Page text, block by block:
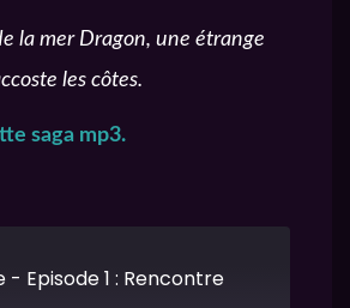
la mer Dragon, une étrange
les côtes.
saga mp3.
- Episode 1 : Rencontre